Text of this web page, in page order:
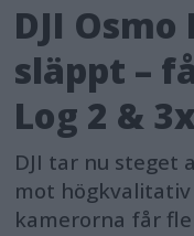
DJI Osmo
släppt –
Log 2 &
DJI tar nu steget
mot
kamerorna får